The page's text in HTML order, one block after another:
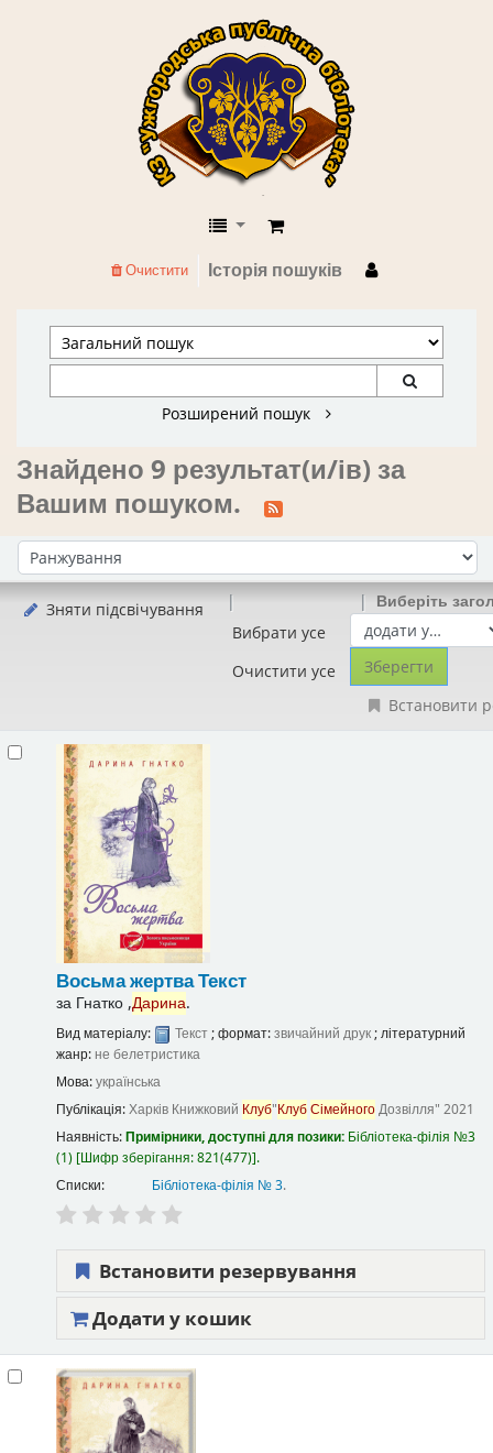
КЗ "Ужгородська публічна
Історія пошуків
Очистити
Розширений пошук
Знайдено 9 результат(и/ів) за
Вашим пошуком.
Сортувати за:
Зняти підсвічування
Вибрати усе
Очистити усе
Виберіть
Встановити
Восьма жертваТекст
за Гнатко ,Дарина.
Вид матеріалу: Текст; формат:звичайний друк; літературний
жанр: не белетристика
Мова:українська
Публікація:Харків Книжковий Клуб"КлубСімейногоДозвілля" 2021
Наявність:Примірники, доступні для позики: Бібліотека-філія №3
(1) Шифр зберігання:821(477) .
Списки:
Бібліотека-філія № 3.
Встановити резервування
Додати у кошик